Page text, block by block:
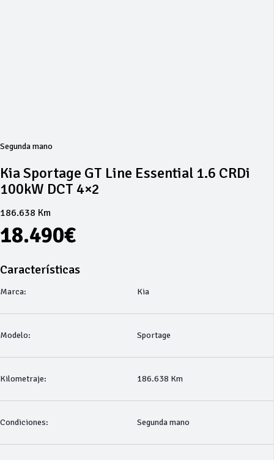
Segunda mano
Kia Sportage GT Line Essential 1.6 CRDi
100kW DCT 4×2
186.638 Km
18.490€
Características
Marca: Kia
Modelo: Sportage
Kilometraje: 186.638 Km
Condiciones: Segunda mano